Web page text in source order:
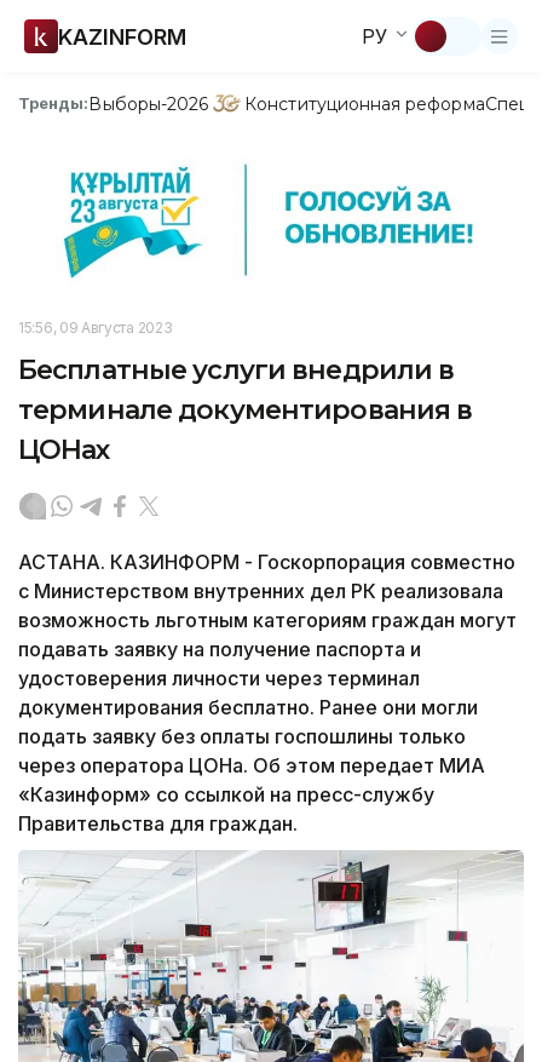
KAZINFORM РУ
Тренды:Выборы-2026 Конституционная реформа
15:56, 09 Августа 2023
Бесплатные услуги внедрили в
терминале документирования в
ЦОНах
АСТАНА. КАЗИНФОРМ - Госкорпорация совместно
с Министерством внутренних дел РК реализовала
возможность льготным категориям граждан могут
подавать заявку на получение паспорта и
удостоверения личности через терминал
документирования бесплатно. Ранее они могли
подать заявку без оплаты госпошлины только
через оператора ЦОНа. Об этом передает МИА
«Казинформ» со ссылкой на пресс-службу
Правительства для граждан.